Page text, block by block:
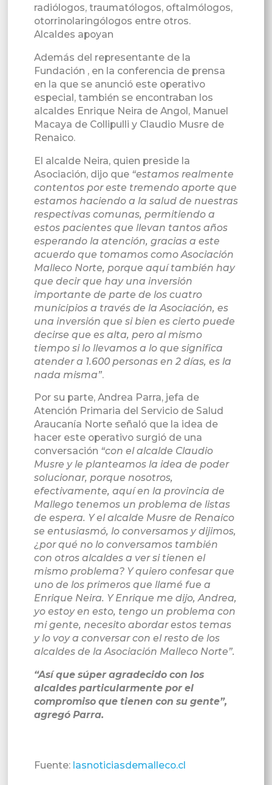
radiólogos, traumatólogos, oftalmólogos,
otorrinolaringólogos entre otros.
Alcaldes apoyan
Además del representante de la
Fundación , en la conferencia de prensa
en la que se anunció este operativo
especial, también se encontraban los
alcaldes Enrique Neira de Angol, Manuel
Macaya de Collipulli y Claudio Musre de
Renaico.
El alcalde Neira, quien preside la
Asociación, dijo que “estamos realmente
contentos por este tremendo aporte que
estamos haciendo a la salud de nuestras
respectivas comunas, permitiendo a
estos pacientes que llevan tantos años
esperando la atención, gracias a este
acuerdo que tomamos como Asociación
Malleco Norte, porque aquí también hay
que decir que hay una inversión
importante de parte de los cuatro
municipios a través de la Asociación, es
una inversión que si bien es cierto puede
decirse que es alta, pero al mismo
tiempo si lo llevamos a lo que significa
atender a 1.600 personas en 2 días, es la
nada misma”.
Por su parte, Andrea Parra, jefa de
Atención Primaria del Servicio de Salud
Araucanía Norte señaló que la idea de
hacer este operativo surgió de una
conversación “con el alcalde Claudio
Musre y le planteamos la idea de poder
solucionar, porque nosotros,
efectivamente, aquí en la provincia de
Mallego tenemos un problema de listas
de espera. Y el alcalde Musre de Renaico
se entusiasmó, lo conversamos y dijimos,
¿por qué no lo conversamos también
con otros alcaldes a ver si tienen el
mismo problema? Y quiero confesar que
uno de los primeros que llamé fue a
Enrique Neira. Y Enrique me dijo, Andrea,
yo estoy en esto, tengo un problema con
mi gente, necesito abordar estos temas
y lo voy a conversar con el resto de los
alcaldes de la Asociación Malleco Norte”.
“Así que súper agradecido con los
alcaldes particularmente por el
compromiso que tienen con su gente”,
agregó Parra.
Fuente: lasnoticiasdemalleco.cl